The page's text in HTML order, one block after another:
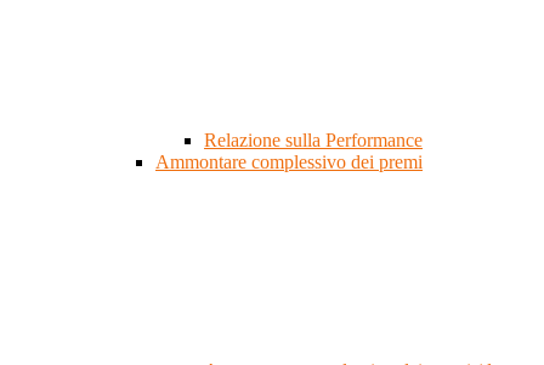
Relazione sulla Performance
Ammontare complessivo dei premi